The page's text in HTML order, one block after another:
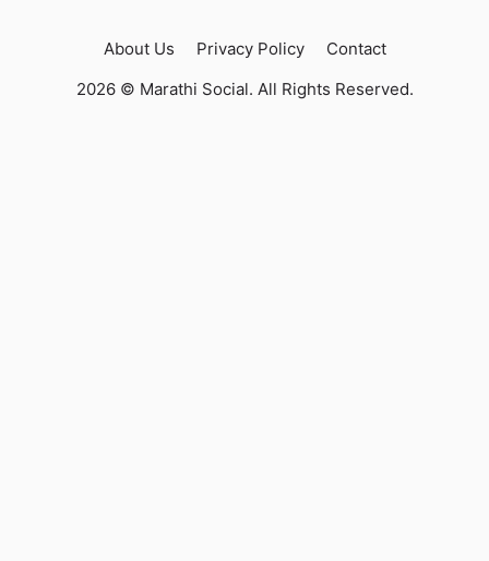
About Us Privacy Policy
Contact
2026 © Marathi Social. All Rights Reserved.